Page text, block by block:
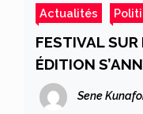
Actualités
FESTIVAL SUR
ÉDITION
Sene